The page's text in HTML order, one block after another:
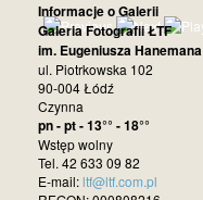
Informacje o Galerii
Galeria Fotografii ŁTF
im. Eugeniusza Hanemana
ul. Piotrkowska 102
90-004 Łódź
Czynna
pn - pt - 13°° - 18°°
Wstęp wolny
Tel. 42 633 09 82
E-mail:ltf@ltf.com.pl